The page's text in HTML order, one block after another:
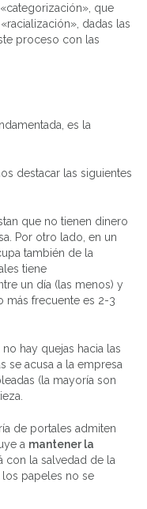
que
dadas las
proceso con las
es la
destacar las siguientes
que no tienen dinero
Por otro lado, en un
también de la
tiene
un día (las menos) y
más frecuente es 2-3
hay quejas hacia las
se acusa a la empresa
(la mayoría son
de portales admiten
a mantener la
con la salvedad de la
papeles no se